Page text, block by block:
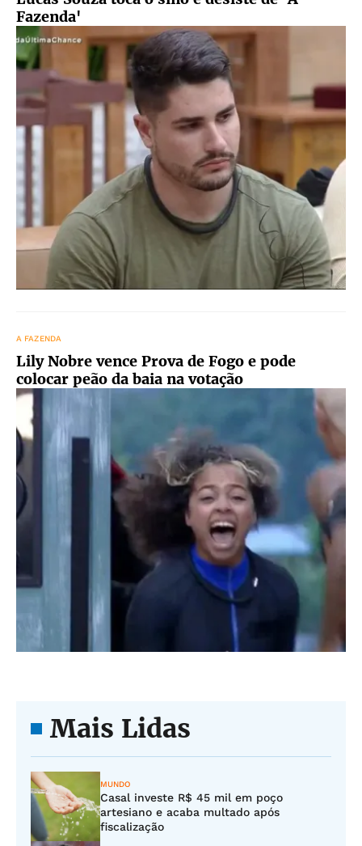
Fazenda'
A FAZENDA
Lily Nobre vence Prova de Fogo e pode
colocar peão da baia na votação
Mais Lidas
MUNDO
Casal investe R$ 45 mil em poço
artesiano e acaba multado após
fiscalização